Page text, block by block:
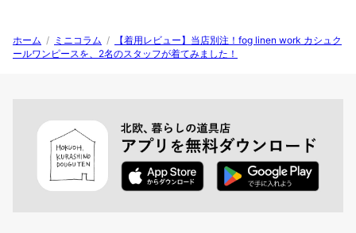
ホーム / ミニコラム /
【着用レビュー】当店別注！fog linen work カシュク
ールワンピースを、2名のスタッフが着てみました！